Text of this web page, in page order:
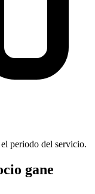
periodo del servicio.
gane